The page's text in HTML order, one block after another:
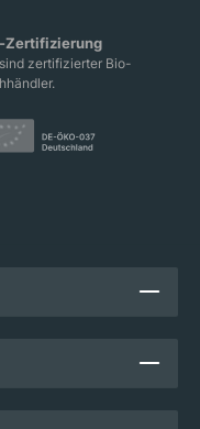
Zertifizierung
zertifizierter Bio-